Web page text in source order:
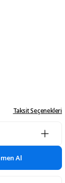
Taksit Seçenekleri
Al